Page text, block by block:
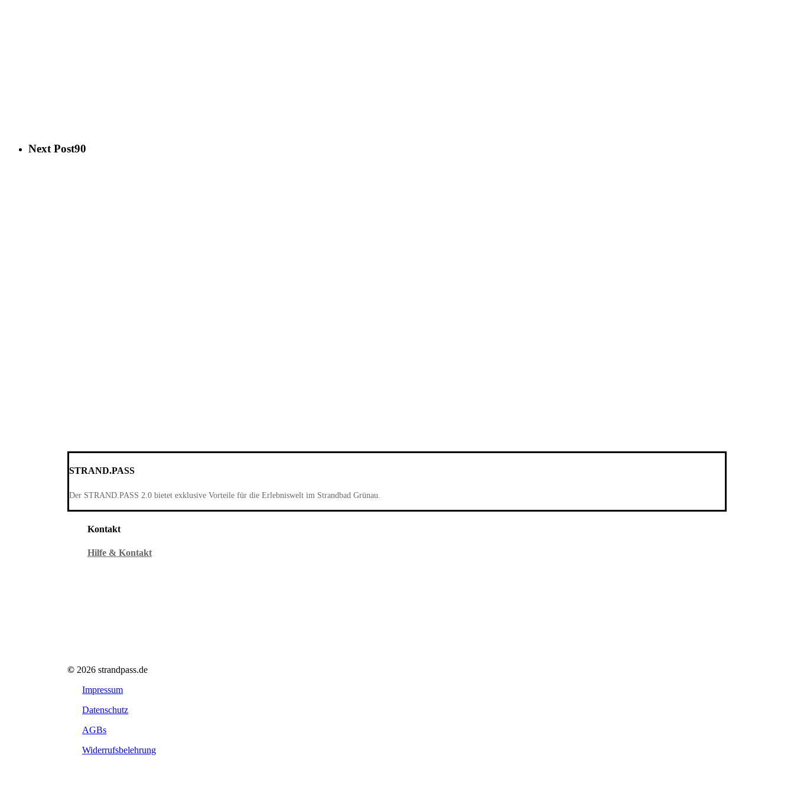
Next Post90
STRAND.PASS
Der STRAND.PASS 2.0 bietet exklusive Vorteile für die Erlebniswelt im Strandbad Grünau.
Kontakt
Hilfe & Kontakt
© 2026 strandpass.de
Impressum
Datenschutz
AGBs
Widerrufsbelehrung